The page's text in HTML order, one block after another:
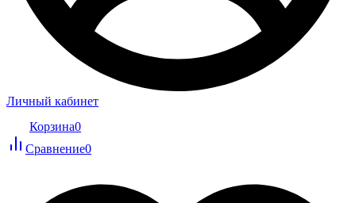
Личный кабинет
Корзина0
Сравнение0